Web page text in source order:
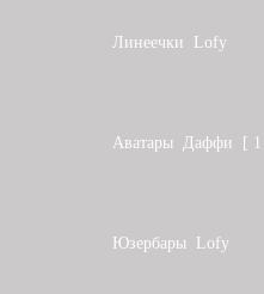
Линеечки Lofy
Аватары Даффи [ 1
Юзербары Lofy